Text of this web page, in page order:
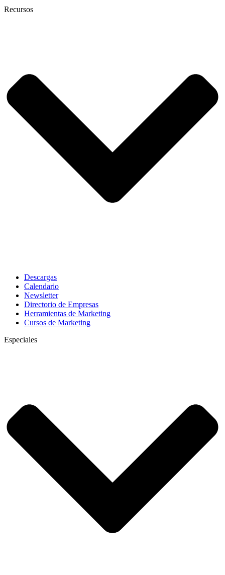
Recursos
Descargas
Calendario
Newsletter
Directorio de Empresas
Herramientas de Marketing
Cursos de Marketing
Especiales